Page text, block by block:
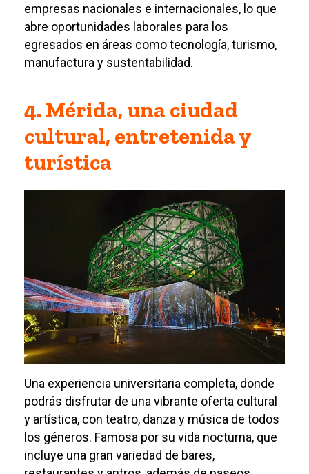
empresas nacionales e internacionales, lo que
abre oportunidades laborales para los
egresados en áreas como tecnología, turismo,
manufactura y sustentabilidad.
4. Mérida, una ciudad
cultural, entretenida y
turística
Una experiencia universitaria completa, donde
podrás disfrutar de una vibrante oferta cultural
y artística, con teatro, danza y música de todos
los géneros. Famosa por su vida nocturna, que
incluye una gran variedad de bares,